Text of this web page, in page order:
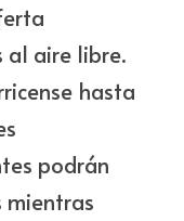
al aire libre.
hasta
podrán
mientras